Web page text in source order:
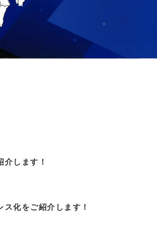
します！
化をご紹介します！